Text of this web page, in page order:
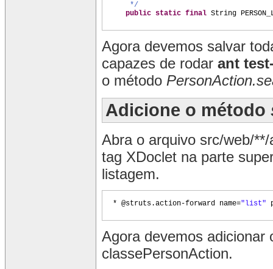
*/
public static final String
Agora devemos salvar
capazes de rodar ant
o método
Adicione o método
Abra o arquivo src/web/
tag XDoclet na parte
listagem.
* @struts.action-forward name="list"
Agora devemos adicionar
classePersonAction.